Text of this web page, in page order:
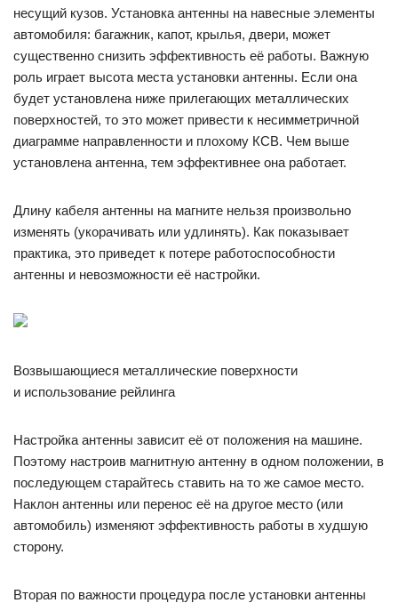
несущий кузов. Установка антенны на навесные элементы
автомобиля: багажник, капот, крылья, двери, может
существенно снизить эффективность её работы. Важную
роль играет высота места установки антенны. Если она
будет установлена ниже прилегающих металлических
поверхностей, то это может привести к несимметричной
диаграмме направленности и плохому КСВ. Чем выше
установлена антенна, тем эффективнее она работает.
Длину кабеля антенны на магните нельзя произвольно
изменять (укорачивать или удлинять). Как показывает
практика, это приведет к потере работоспособности
антенны и невозможности её настройки.
Возвышающиеся металлические поверхности
и использование рейлинга
Настройка антенны зависит её от положения на машине.
Поэтому настроив магнитную антенну в одном положении, в
последующем старайтесь ставить на то же самое место.
Наклон антенны или перенос её на другое место (или
автомобиль) изменяют эффективность работы в худшую
сторону.
Вторая по важности процедура после установки антенны